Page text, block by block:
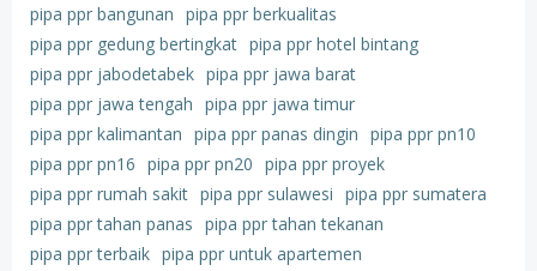
pipa ppr bangunan pipa ppr berkualitas
pipa ppr gedung bertingkat pipa ppr hotel bintang
pipa ppr jabodetabek pipa ppr jawa barat
pipa ppr jawa tengah pipa ppr jawa timur
pipa ppr kalimantan pipa ppr panas dingin pipa ppr pn10
pipa ppr pn16 pipa ppr pn20 pipa ppr proyek
pipa ppr rumah sakit pipa ppr sulawesi pipa ppr sumatera
pipa ppr tahan panas pipa ppr tahan tekanan
pipa ppr terbaik pipa ppr untuk apartemen